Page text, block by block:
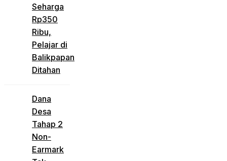
Seharga
Rp350
Ribu,
Pelajar di
Balikpapan
Ditahan
Dana
Desa
Tahap 2
Non-
Earmark